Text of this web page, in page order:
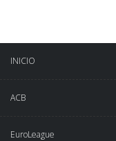
INICIO
ACB
EuroLeague